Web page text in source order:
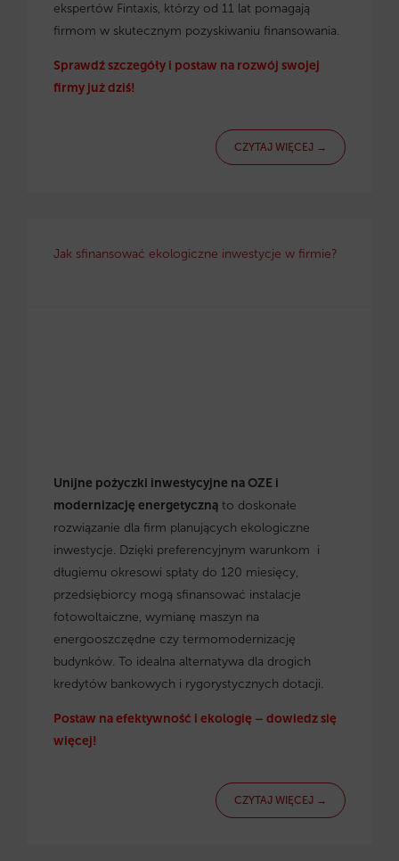
ekspertów Fintaxis, którzy od 11 lat pomagają
firmom w skutecznym pozyskiwaniu finansowania.
Sprawdź szczegóły i postaw na rozwój swojej
firmy już dziś!
CZYTAJ WIĘCEJ →
Jak sfinansować ekologiczne inwestycje w firmie?
Unijne pożyczki inwestycyjne na OZE i
modernizację energetyczną to doskonałe
rozwiązanie dla firm planujących ekologiczne
inwestycje. Dzięki preferencyjnym warunkom i
długiemu okresowi spłaty do 120 miesięcy,
przedsiębiorcy mogą sfinansować instalacje
fotowoltaiczne, wymianę maszyn na
energooszczędne czy termomodernizację
budynków. To idealna alternatywa dla drogich
kredytów bankowych i rygorystycznych dotacji.
Postaw na efektywność i ekologię – dowiedz się
więcej!
CZYTAJ WIĘCEJ →